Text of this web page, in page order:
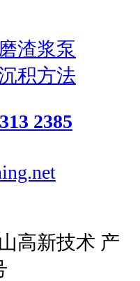
渣浆泵
积方法
2385
高新技术 产